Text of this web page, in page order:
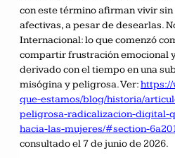
con este término afirman vivir
afectivas, a pesar de desearlas.
Internacional: lo que comenzó
compartir frustración emocional
derivado con el tiempo en una
misógina y peligrosa. Ver:https://
que-estamos/blog/historia/
peligrosa-radicalizacion-digital-
hacia-las-mujeres/#section-
consultado el 7 de junio de 2026.